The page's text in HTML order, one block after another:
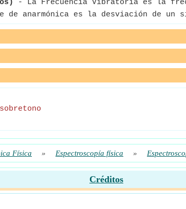
- La Frecuencia Vibratoria es la
de anarmónica es la desviación de
Física » Espectroscopía física »
Créditos